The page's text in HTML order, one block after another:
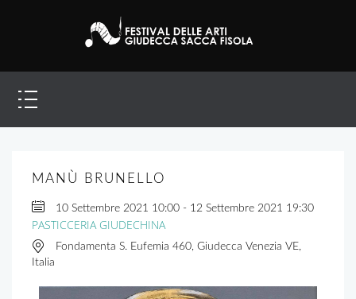
MANÙ BRUNELLO
10 Settembre 2021 10:00 - 12 Settembre 2021 19:30
PASTICCERIA GIUDECHINA
Fondamenta S. Eufemia 460, Giudecca Venezia VE,
Italia